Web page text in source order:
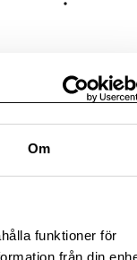
Om
funktioner för
från din
Historiska
gått ut och är
om
NER MEDIA